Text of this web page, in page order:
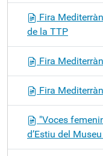
Fira
de la TTP
Fira
Fira
"Voces
d’Estiu del